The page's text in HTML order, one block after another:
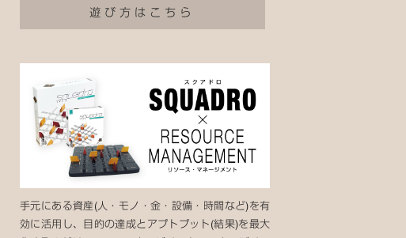
遊び方はこちら
手元にある資産(人・モノ・金・設備・時間など)を有
効に活用し、目的の達成とアプトプット(結果)を最大